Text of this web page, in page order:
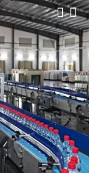
滑动查看更多详情